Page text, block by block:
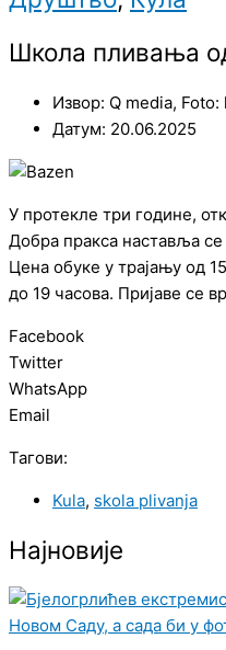
Школа пливања
Извор: Q media, Foto:
Датум: 20.06.2025
У протекле три године,
Добра пракса наставља
Цена обуке у трајању од
до 19 часова. Пријаве се
Facebook
Twitter
WhatsApp
Email
Тагови:
Kula, skola plivanja
Најновије